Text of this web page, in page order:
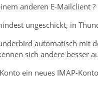
anderen E-Mailclient ?
ungeschickt, in
automatisch mit
sich andere besser
ein neues IMAP-